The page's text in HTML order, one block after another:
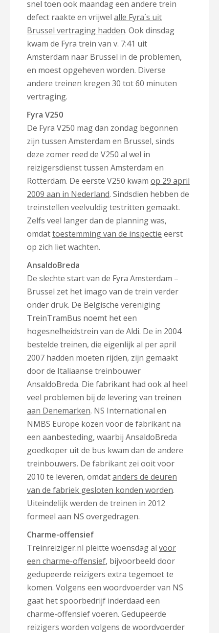
snel toen ook maandag een andere trein
defect raakte en vrijwel alle Fyra´s uit
Brussel vertraging hadden. Ook dinsdag
kwam de Fyra trein van v. 7:41 uit
Amsterdam naar Brussel in de problemen,
en moest opgeheven worden. Diverse
andere treinen kregen 30 tot 60 minuten
vertraging.
Fyra V250
De Fyra V250 mag dan zondag begonnen
zijn tussen Amsterdam en Brussel, sinds
deze zomer reed de V250 al wel in
reizigersdienst tussen Amsterdam en
Rotterdam. De eerste V250 kwam op 29 april
2009 aan in Nederland. Sindsdien hebben de
treinstellen veelvuldig testritten gemaakt.
Zelfs veel langer dan de planning was,
omdattoestemming van de inspectie eerst
op zich liet wachten.
AnsaldoBreda
De slechte start van de Fyra Amsterdam –
Brussel zet het imago van de trein verder
onder druk. De Belgische vereniging
TreinTramBus noemt het een
hogesnelheidstrein van de Aldi. De in 2004
bestelde treinen, die eigenlijk al per april
2007 hadden moeten rijden, zijn gemaakt
door de Italiaanse treinbouwer
AnsaldoBreda. Die fabrikant had ook al heel
veel problemen bij de levering van treinen
aan Denemarken. NS International en
NMBS Europe kozen voor de fabrikant na
een aanbesteding, waarbij AnsaldoBreda
goedkoper uit de bus kwam dan de andere
treinbouwers. De fabrikant zei ooit voor
2010 te leveren, omdatanders de deuren
van de fabriek gesloten konden worden.
Uiteindelijk werden de treinen in 2012
formeel aan NS overgedragen.
Charme-offensief
Treinreiziger.nl pleitte woensdag al voor
een charme-offensief, bijvoorbeeld door
gedupeerde reizigers extra tegemoet te
komen. Volgens een woordvoerder van NS
gaat het spoorbedrijf inderdaad een
charme-offensief voeren. Gedupeerde
reizigers worden volgens de woordvoerder